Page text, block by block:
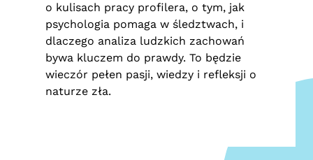
o kulisach pracy profilera, o tym, jak
psychologia pomaga w śledztwach, i
dlaczego analiza ludzkich zachowań
bywa kluczem do prawdy. To będzie
wieczór pełen pasji, wiedzy i refleksji o
naturze zła.